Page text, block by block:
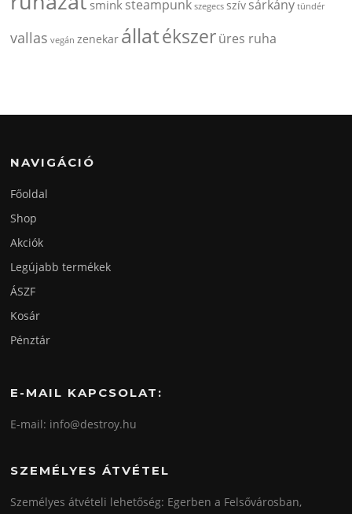
smink steampunk szegecs szív sárkány tündér
vallas vegán zenekar állatékszerüres ruha
NAVIGÁCIÓ
Főoldal
Shop
Akciók
Legújabb termékek
ÁSZF
Kosár
Pénztár
E-MAIL KAPCSOLAT:
E-mail: info@destroy.hu
SZEMÉLYES ÁTVÉTEL
Személyes átvételi lehetőség: Egerben a Felsővárosban,